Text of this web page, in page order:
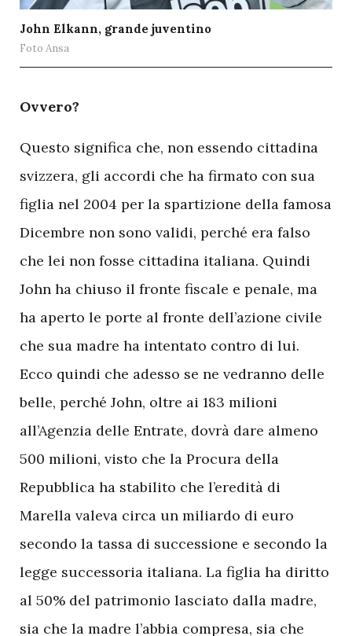
John Elkann, grande juventino
Foto Ansa
Ovvero?
Questo significa che, non essendo cittadina
svizzera, gli accordi che ha firmato con sua
figlia nel 2004 per la spartizione della famosa
Dicembre non sono validi, perché era falso
che lei non fosse cittadina italiana. Quindi
John ha chiuso il fronte fiscale e penale, ma
ha aperto le porte al fronte dell’azione civile
che sua madre ha intentato contro di lui.
Ecco quindi che adesso se ne vedranno delle
belle, perché John, oltre ai 183 milioni
all’Agenzia delle Entrate, dovrà dare almeno
500 milioni, visto che la Procura della
Repubblica ha stabilito che l’eredità di
Marella valeva circa un miliardo di euro
secondo la tassa di successione e secondo la
legge successoria italiana. La figlia ha diritto
al 50% del patrimonio lasciato dalla madre,
sia che la madre l’abbia compresa, sia che